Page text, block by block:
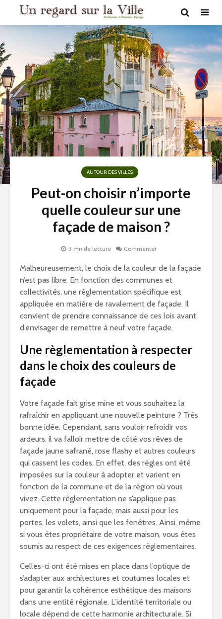
AUTOUR DES VILLES
Peut-on choisir n’importe
quelle couleur sur une
façade de maison ?
3 mn de lecture Commenter
Malheureusement, le choix de la couleur de la façade
n’est pas libre. En fonction des communes et
collectivités, une règlementation spécifique est
appliquée en matière de ravalement de façade. Il
convient de prendre connaissance de ces lois avant
d’envisager de remettre à neuf votre façade.
Une règlementation à respecter
dans le choix des couleurs de
façade
Votre façade fait grise mine et vous souhaitez la
rafraîchir en appliquant une nouvelle peinture ? Très
bonne idée. Cependant, sans vouloir refroidir vos
ardeurs, il va falloir mettre de côté vos rêves de
façade jaune safrané, rose flashy et autres couleurs
qui cassent les codes. En effet, des règles ont été
imposées sur la couleur à adopter et varient en
fonction de la commune et de la région où vous
vivez. Cette règlementation ne s’applique pas
uniquement pour la façade, mais aussi pour les
portes, les volets, ainsi que les fenêtres. Ainsi, même
si vous êtes propriétaire de votre maison, vous êtes
soumis au respect de ces exigences règlementaires.
Celles-ci ont été mises en place dans l’optique de
s’adapter aux architectures et coutumes locales et
pour garantir la cohérence esthétique des maisons
dans une entité régionale. L’identité territoriale ou
locale dépend de cette harmonie architecturale. Si